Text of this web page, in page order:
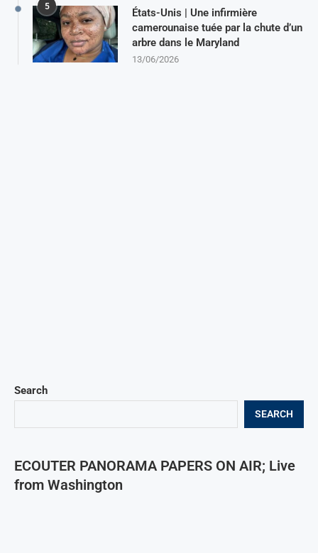
Search
SEARCH
ECOUTER PANORAMA PAPERS ON AIR; Live
from Washington
5
États-Unis | Une infirmière
camerounaise tuée par la chute d’un
arbre dans le Maryland
13/06/2026